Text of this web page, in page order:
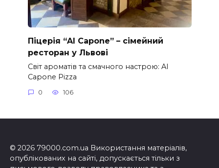
Піцерія “Al Capone” – сімейний
ресторан у Львові
Світ ароматів та смачного настрою: Al
Capone Pizza
0 106
© 2026 79000.com.ua Використання матеріалів,
опублікованих на сайті, допускається тільки з